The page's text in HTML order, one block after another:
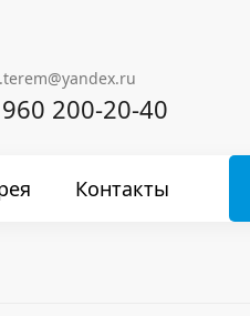
200-20-40
Контакты